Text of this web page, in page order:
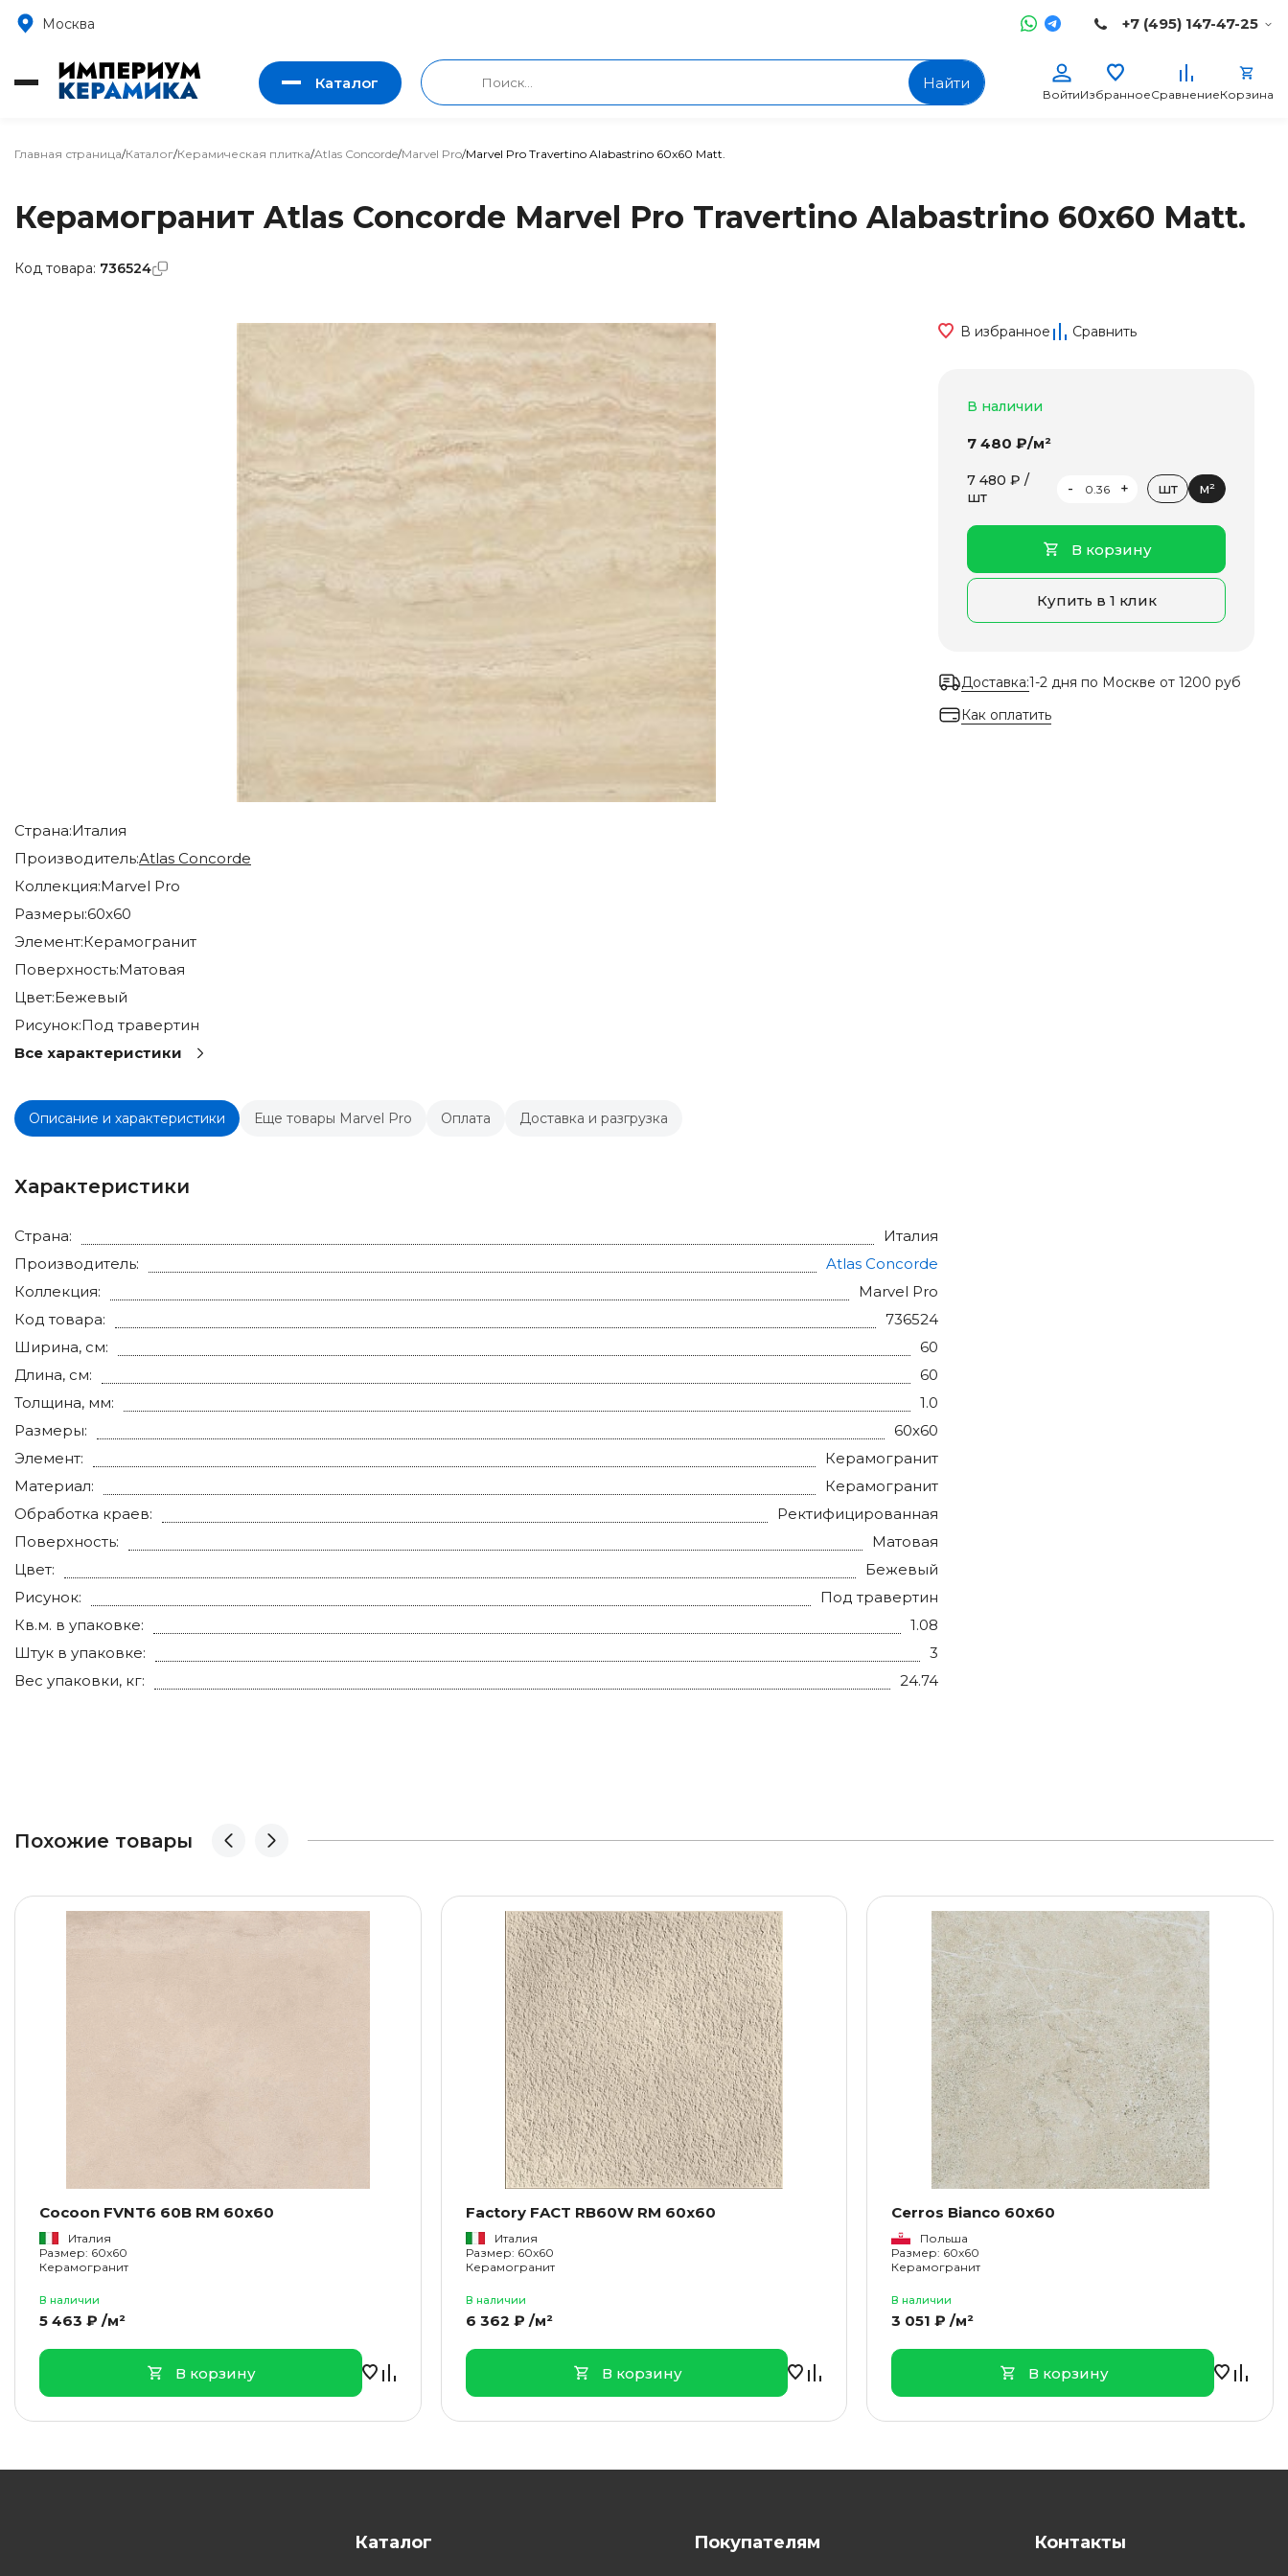
Москва +7 (495) 147-47-25
Каталог Найти
ВойтиИзбранноеСравнениеКорзина
Главная страница/Каталог/Керамическая плитка/Atlas Concorde/Marvel Pro/Marvel Pro Travertino Alabastrino 60x60 Matt.
Керамогранит Atlas Concorde Marvel Pro Travertino Alabastrino 60x60 Matt.
Страна:Италия
Производитель:Atlas Concorde
Коллекция:Marvel Pro
Размеры:60x60
Элемент:Керамогранит
Поверхность:Матовая
Цвет:Бежевый
Рисунок:Под травертин
Все характеристики
Описание и характеристики Еще товары Marvel Pro Оплата Доставка и разгрузка
Характеристики
Страна:
Италия
Производитель:
Atlas Concorde
Коллекция:
Marvel Pro
Код товара:
736524
Ширина, см:
60
Длина, см:
60
Толщина, мм:
1.0
Размеры:
60x60
Элемент:
Керамогранит
Материал:
Керамогранит
Обработка краев:
Ректифицированная
Поверхность:
Матовая
Цвет:
Бежевый
Рисунок:
Под травертин
Кв.м. в упаковке:
1.08
Штук в упаковке:
3
Вес упаковки, кг:
24.74
В избранное Сравнить
В наличии
7 480 ₽/м²
7 480 ₽ /
шт
- + шт м²
В корзину
Купить в 1 клик
Доставка:1-2 дня по Москве от 1200 руб
Как оплатить
Похожие товары
Cocoon FVNT6 60B RM 60x60
Италия
Размер: 60x60
Керамогранит
В наличии
5 463 ₽ /м²
В корзину
Factory FACT RB60W RM 60x60
Италия
Размер: 60x60
Керамогранит
В наличии
6 362 ₽ /м²
В корзину
Cerros Bianco 60x60
Польша
Размер: 60x60
Керамогранит
В наличии
3 051 ₽ /м²
В корзину
Код товара: 736524
Каталог Покупателям Контакты